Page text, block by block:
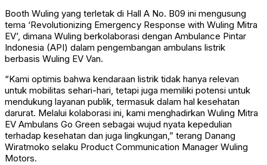
Booth Wuling yang terletak di Hall A No. B09 ini mengusung
tema ‘Revolutionizing Emergency Response with Wuling Mitra
EV’, dimana Wuling berkolaborasi dengan Ambulance Pintar
Indonesia (API) dalam pengembangan ambulans listrik
berbasis Wuling EV Van.
“Kami optimis bahwa kendaraan listrik tidak hanya relevan
untuk mobilitas sehari-hari, tetapi juga memiliki potensi untuk
mendukung layanan publik, termasuk dalam hal kesehatan
darurat. Melalui kolaborasi ini, kami menghadirkan Wuling Mitra
EV Ambulans Go Green sebagai wujud nyata kepedulian
terhadap kesehatan dan juga lingkungan,” terang Danang
Wiratmoko selaku Product Communication Manager Wuling
Motors.